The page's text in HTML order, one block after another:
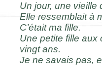
Un jour, une vieille
Elle ressemblait à
C’était ma fille.
Une petite fille aux
vingt ans.
Je ne savais pas,